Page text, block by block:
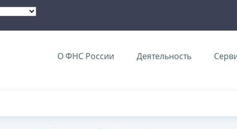
О ФНС России Деятельность